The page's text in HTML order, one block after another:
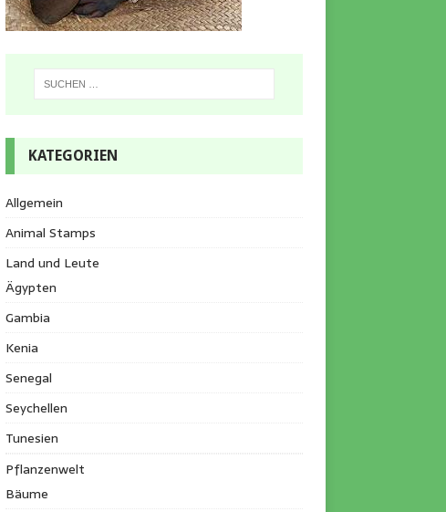
KATEGORIEN
Allgemein
Animal Stamps
Land und Leute
Ägypten
Gambia
Kenia
Senegal
Seychellen
Tunesien
Pflanzenwelt
Bäume